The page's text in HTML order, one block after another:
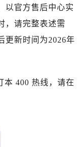
湖北省宜昌市西陵区夷陵大道与港窑路售后服务中心（需提前预约）
湖南省常德市武陵区人民路售后服务中心（需提前预约）
湖南省娄底市娄星区长青街售后服务中心（需提前预约）
以官方售后中心实
，请完整表述需
更新时间为2026年
本 400 热线，请在